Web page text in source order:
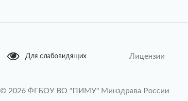
Для слабовидящих Лицензии
© 2026 ФГБОУ ВО "ПИМУ" Минздрава России